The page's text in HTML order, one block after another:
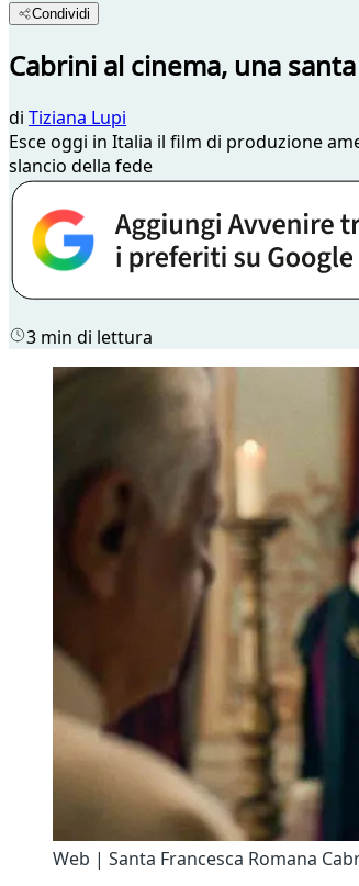
Condividi
Cabrini al cinema, una
di Tiziana Lupi
Esce oggi in Italia il film di produzione
slancio della fede
3 min di lettura
Web | Santa Francesca Romana